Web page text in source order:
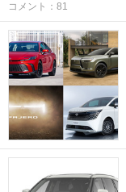
コメント：81